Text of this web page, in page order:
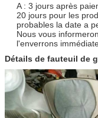
A : 3 jours après
20 jours pour les
probables la date a
Nous vous
l'enverrons
Détails de fauteuil de